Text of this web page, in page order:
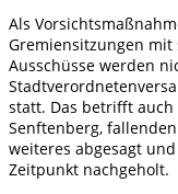
Als
Gremiensitzungen mit
Ausschüsse werden
statt. Das betrifft
Senftenberg,
weiteres abgesagt
Zeitpunkt nachgeholt.